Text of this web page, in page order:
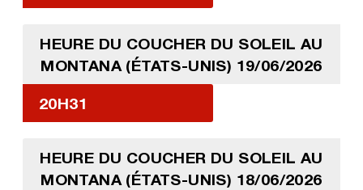
HEURE DU COUCHER DU SOLEIL AU
MONTANA (ÉTATS-UNIS) 19/06/2026
20H31
HEURE DU COUCHER DU SOLEIL AU
MONTANA (ÉTATS-UNIS) 18/06/2026